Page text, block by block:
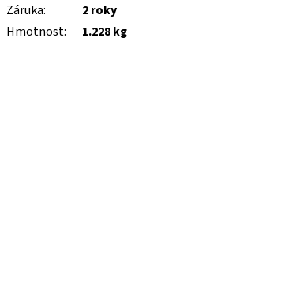
Záruka:
2 roky
Hmotnost: 1.228 kg